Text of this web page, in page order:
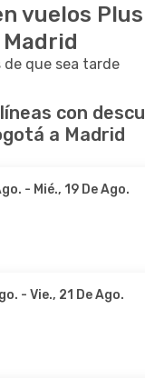
vuelos
de que sea tarde
con
a Madrid
- Mié., 19 De Ago.
- Vie., 21 De Ago.